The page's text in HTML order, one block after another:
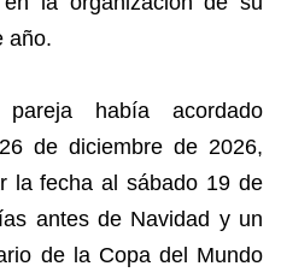
año.
había acordado
de diciembre de 2026,
la fecha al sábado 19 de
antes de Navidad y un
de la Copa del Mundo